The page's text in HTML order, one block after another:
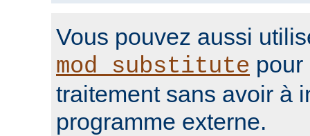
Vous pouvez aussi
mod_substitute pour
traitement sans avoir à
programme externe.